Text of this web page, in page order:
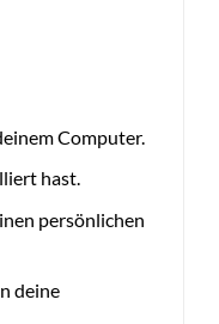
Computer.
hast.
persönlichen
deine